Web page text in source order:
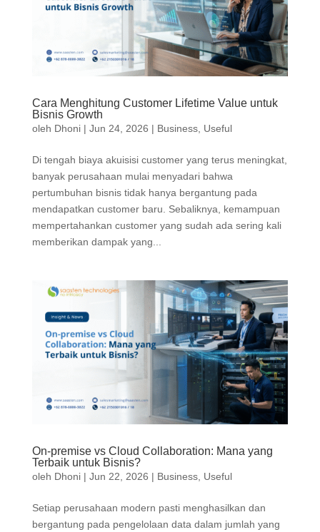
Cara Menghitung Customer Lifetime Value untuk
Bisnis Growth
oleh Dhoni| Jun 24, 2026 | Business, Useful
Di tengah biaya akuisisi customer yang terus meningkat,
banyak perusahaan mulai menyadari bahwa
pertumbuhan bisnis tidak hanya bergantung pada
mendapatkan customer baru. Sebaliknya, kemampuan
mempertahankan customer yang sudah ada sering kali
memberikan dampak yang...
On-premise vs Cloud Collaboration: Mana yang
Terbaik untuk Bisnis?
oleh Dhoni| Jun 22, 2026 | Business, Useful
Setiap perusahaan modern pasti menghasilkan dan
bergantung pada pengelolaan data dalam jumlah yang